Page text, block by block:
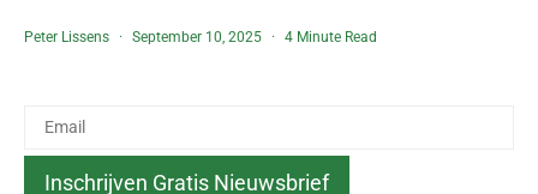
Peter Lissens September 10, 2025 4 Minute Read